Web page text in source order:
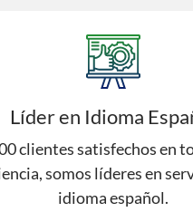
Líder en Idioma
clientes satisfechos en
somos líderes en
idioma español.